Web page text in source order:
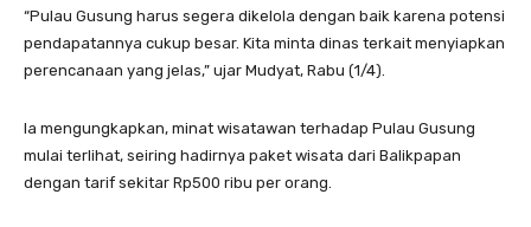
“Pulau Gusung harus segera dikelola dengan baik karena potensi
pendapatannya cukup besar. Kita minta dinas terkait menyiapkan
perencanaan yang jelas,” ujar Mudyat, Rabu (1/4).
Ia mengungkapkan, minat wisatawan terhadap Pulau Gusung
mulai terlihat, seiring hadirnya paket wisata dari Balikpapan
dengan tarif sekitar Rp500 ribu per orang.